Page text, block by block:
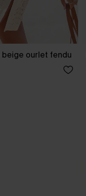
ourlet fendu